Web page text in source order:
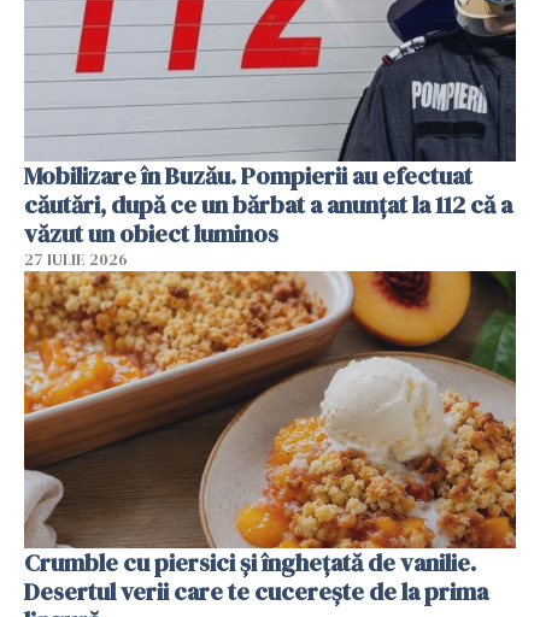
Mobilizare în Buzău. Pompierii au efectuat
căutări, după ce un bărbat a anunțat la 112 că a
văzut un obiect luminos
27 IULIE 2026
Crumble cu piersici și înghețată de vanilie.
Desertul verii care te cucerește de la prima